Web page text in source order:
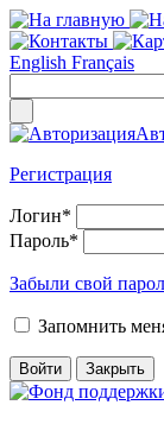
English Français
Регистрация
Логин*
Пароль*
Забыли свой
Запомнить